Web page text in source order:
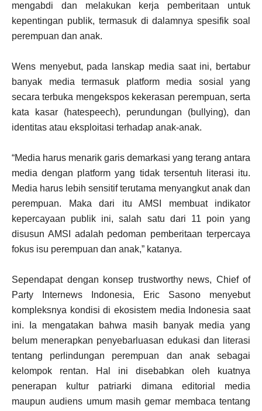
mengabdi dan melakukan kerja pemberitaan untuk
kepentingan publik, termasuk di dalamnya spesifik soal
perempuan dan anak.
Wens menyebut, pada lanskap media saat ini, bertabur
banyak media termasuk platform media sosial yang
secara terbuka mengekspos kekerasan perempuan, serta
kata kasar (hatespeech), perundungan (bullying), dan
identitas atau eksploitasi terhadap anak-anak.
“Media harus menarik garis demarkasi yang terang antara
media dengan platform yang tidak tersentuh literasi itu.
Media harus lebih sensitif terutama menyangkut anak dan
perempuan. Maka dari itu AMSI membuat indikator
kepercayaan publik ini, salah satu dari 11 poin yang
disusun AMSI adalah pedoman pemberitaan terpercaya
fokus isu perempuan dan anak,” katanya.
Sependapat dengan konsep trustworthy news, Chief of
Party Internews Indonesia, Eric Sasono menyebut
kompleksnya kondisi di ekosistem media Indonesia saat
ini. Ia mengatakan bahwa masih banyak media yang
belum menerapkan penyebarluasan edukasi dan literasi
tentang perlindungan perempuan dan anak sebagai
kelompok rentan. Hal ini disebabkan oleh kuatnya
penerapan kultur patriarki dimana editorial media
maupun audiens umum masih gemar membaca tentang